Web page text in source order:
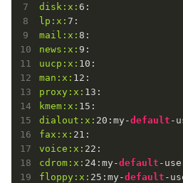
disk: x: 6
lp: x: 7
mail: x: 8
news: x: 9
uucp: x: 10
man: x: 12
proxy: x: 13
kmem: x: 15
dialout: x: 20 :my-default
fax: x: 21
voice: x: 22
cdrom: x: 24 :my-default
floppy: x: 25 :my-default